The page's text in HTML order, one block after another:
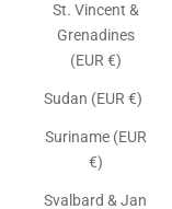
St. Vincent &
Grenadines
(EUR €)
Sudan (EUR €)
Suriname (EUR
€)
Svalbard & Jan